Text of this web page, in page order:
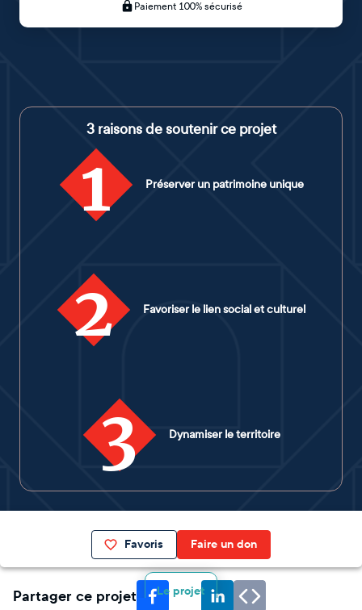
Paiement 100% sécurisé
3 raisons de soutenir ce projet
1 Préserver un patrimoine unique
2 Favoriser le lien social et culturel
3 Dynamiser le territoire
Favoris Faire un don
Le projet
Partager ce projet